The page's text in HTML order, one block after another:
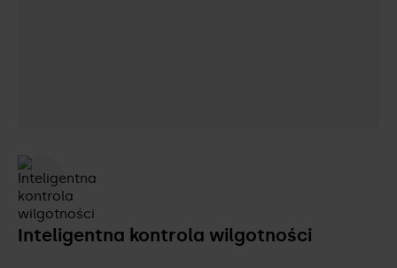
Inteligentna kontrola wilgotności